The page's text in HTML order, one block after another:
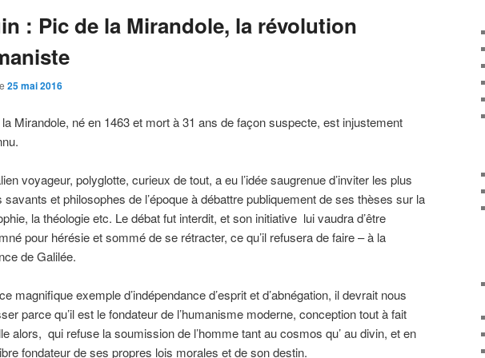
: Pic de la Mirandole, la révolution
25 mai 2016
Mirandole, né en 1463 et mort à 31 ans de façon suspecte, est injustement
voyageur, polyglotte, curieux de tout, a eu l’idée saugrenue d’inviter les plus
savants et philosophes de l’époque à débattre publiquement de ses thèses sur la
la théologie etc. Le débat fut interdit, et son initiative lui vaudra d’être
pour hérésie et sommé de se rétracter, ce qu’il refusera de faire – à la
de Galilée.
magnifique exemple d’indépendance d’esprit et d’abnégation, il devrait nous
parce qu’il est le fondateur de l’humanisme moderne, conception tout à fait
alors, qui refuse la soumission de l’homme tant au cosmos qu’ au divin, et en
fondateur de ses propres lois morales et de son destin.